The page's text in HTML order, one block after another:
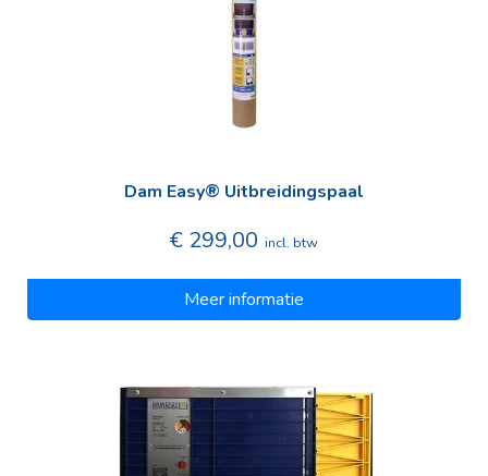
Dam Easy® Uitbreidingspaal
€ 299,00 incl. btw
Meer informatie